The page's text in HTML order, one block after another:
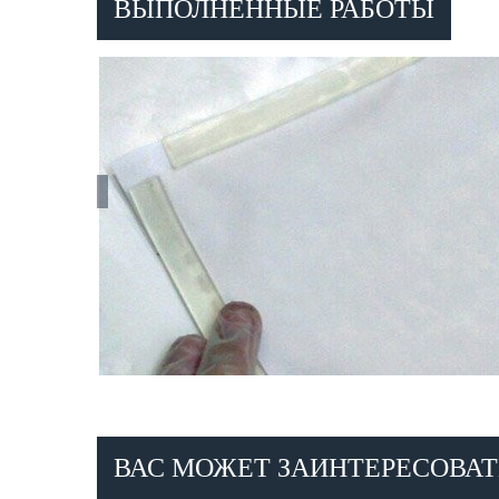
ВЫПОЛНЕННЫЕ РАБОТЫ
ВАС МОЖЕТ